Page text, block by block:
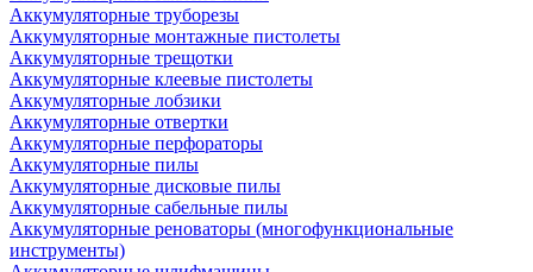
Аккумуляторные труборезы
Аккумуляторные монтажные пистолеты
Аккумуляторные трещотки
Аккумуляторные клеевые пистолеты
Аккумуляторные лобзики
Аккумуляторные отвертки
Аккумуляторные перфораторы
Аккумуляторные пилы
Аккумуляторные дисковые пилы
Аккумуляторные сабельные пилы
Аккумуляторные реноваторы (многофункциональные
инструменты)